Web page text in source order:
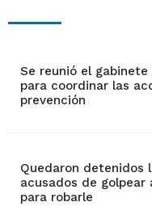
Se reunió el
para coordinar las
prevención
Quedaron detenidos
acusados de golpear
para robarle